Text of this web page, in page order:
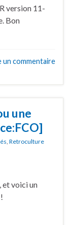
version 11-
Bon
un commentaire
une
Retroculture
et voici un